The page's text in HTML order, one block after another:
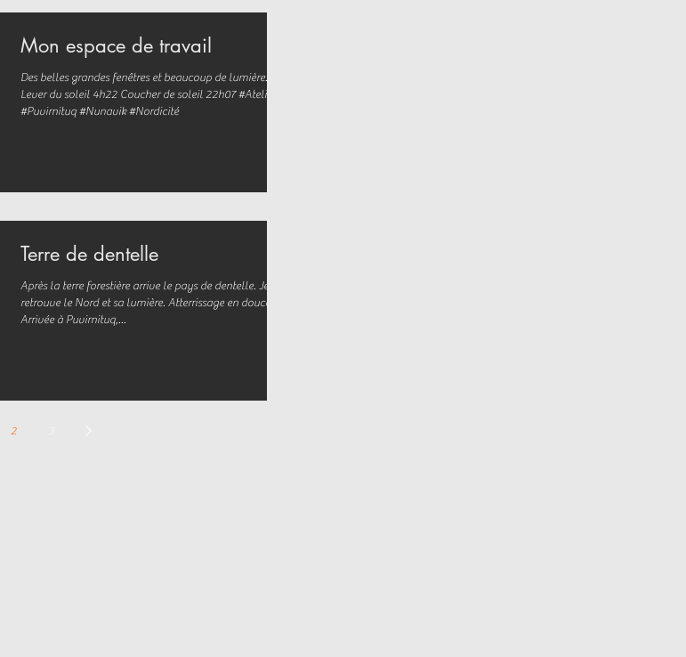
Mon espace de travail
Des belles grandes fenêtres et beaucoup de lumière.
Lever du soleil 4h22 Coucher de soleil 22h07 #Atelier
#Puvirnituq #Nunavik #Nordicité
Terre de dentelle
Après la terre forestière arrive le pays de dentelle. Je
retrouve le Nord et sa lumière. Atterrissage en douceur.
Arrivée à Puvirnituq,...
2